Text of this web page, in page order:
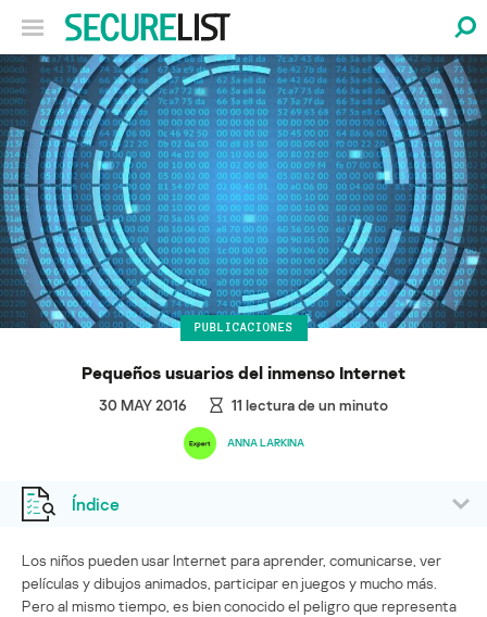
PUBLICACIONES
Pequeños usuarios del inmenso Internet
30 MAY 2016 11 lectura de un minuto
ANNA LARKINA
Índice
Los niños pueden usar Internet para aprender, comunicarse, ver
películas y dibujos animados, participar en juegos y mucho más.
Pero al mismo tiempo, es bien conocido el peligro que representa